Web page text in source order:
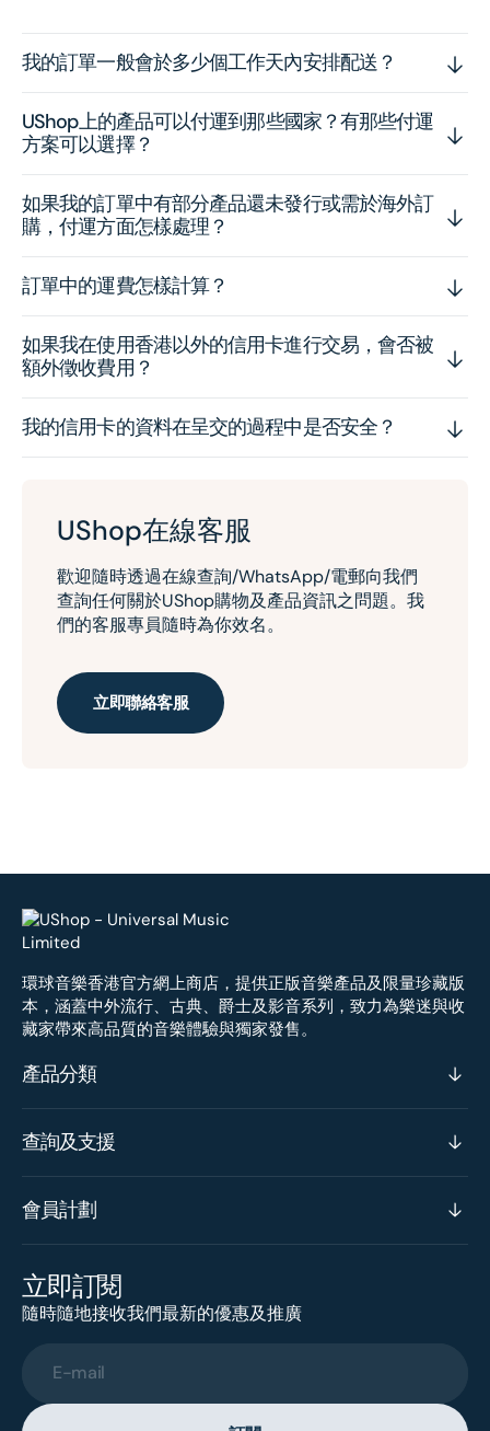
我的訂單一般會於多少個工作天內安排配送？
UShop上的產品可以付運到那些國家？有那些付運
方案可以選擇？
如果我的訂單中有部分產品還未發行或需於海外訂
購，付運方面怎樣處理？
訂單中的運費怎樣計算？
如果我在使用香港以外的信用卡進行交易，會否被
額外徵收費用？
我的信用卡的資料在呈交的過程中是否安全？
UShop在線客服
歡迎隨時透過在線查詢/WhatsApp/電郵向我們
查詢任何關於UShop購物及產品資訊之問題。我
們的客服專員隨時為你效名。
立即聯絡客服
環球音樂香港官方網上商店，提供正版音樂產品及限量珍藏版
本，涵蓋中外流行、古典、爵士及影音系列，致力為樂迷與收
藏家帶來高品質的音樂體驗與獨家發售。
產品分類
查詢及支援
會員計劃
立即訂閱
隨時隨地接收我們最新的優惠及推廣
E-mail